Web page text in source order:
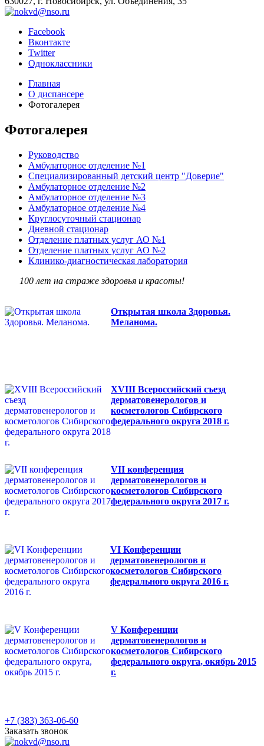
Facebook
Вконтакте
Twitter
Одноклассники
Главная
О диспансере
Фотогалерея
Фотогалерея
Руководство
Амбулаторное отделение №1
Специализированный детский центр "Доверие"
Амбулаторное отделение №2
Амбулаторное отделение №3
Амбулаторное отделение №4
Круглосуточный стационар
Дневной стационар
Отделение платных услуг АО №1
Отделение платных услуг АО №2
Клинико-диагностическая лаборатория
100 лет на страже здоровья и красоты!
Открытая школа Здоровья.
Меланома.
XVIII Всероссийский съезд
дерматовенерологов и
косметологов Сибирского
федерального округа 2018 г.
VII конференция
дерматовенерологов и
косметологов Сибирского
федерального округа 2017 г.
VI Конференции
дерматовенерологов и
косметологов Сибирского
федерального округа 2016 г.
V Конференции
дерматовенерологов и
косметологов Сибирского
федерального округа, окябрь 2015
г.
+7 (383) 363-06-60
Заказать звонок